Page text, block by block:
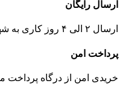
ارسال رایگان
ارسال ۲ الی ۴ روز کاری به
پرداخت امن
خریدی امن از درگاه پرداخت